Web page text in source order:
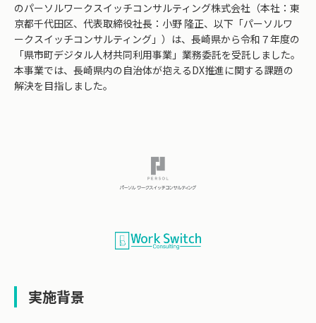
のパーソルワークスイッチコンサルティング株式会社（本社：東
京都千代田区、代表取締役社長：小野 隆正、以下「パーソルワ
ークスイッチコンサルティング」）は、長崎県から令和７年度の
「県市町デジタル人材共同利用事業」業務委託を受託しました。
本事業では、長崎県内の自治体が抱えるDX推進に関する課題の
解決を目指しました。
実施背景